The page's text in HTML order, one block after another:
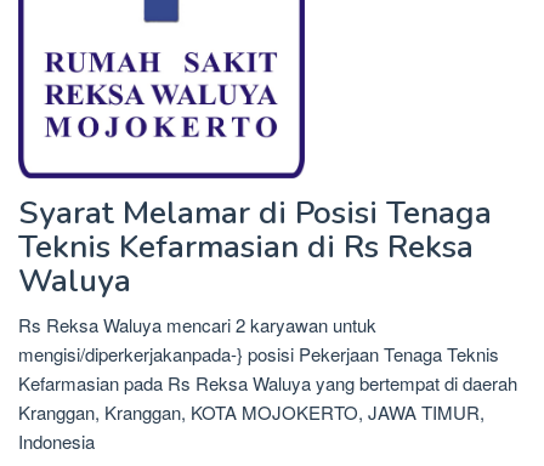
Syarat Melamar di Posisi Tenaga
Teknis Kefarmasian di Rs Reksa
Waluya
Rs Reksa Waluya mencari 2 karyawan untuk
mengisi/diperkerjakanpada-} posisi Pekerjaan Tenaga Teknis
Kefarmasian pada Rs Reksa Waluya yang bertempat di daerah
Kranggan, Kranggan, KOTA MOJOKERTO, JAWA TIMUR,
Indonesia